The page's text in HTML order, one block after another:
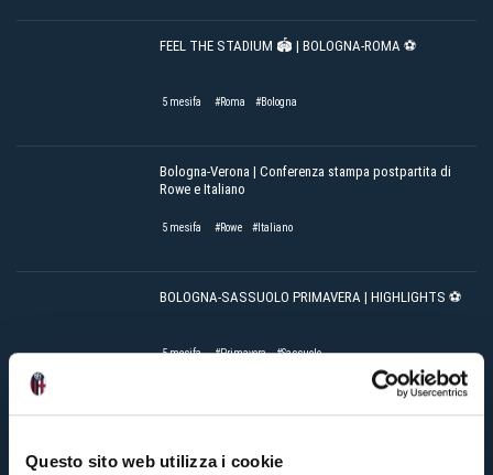
Questo sito web utilizza i cookie
FEEL THE STADIUM 🏟️ | BOLOGNA-ROMA ⚽️
5 mesifa #Roma #Bologna
Bologna-Verona | Conferenza stampa postpartita di
Rowe e Italiano
5 mesifa #Rowe #Italiano
BOLOGNA-SASSUOLO PRIMAVERA | HIGHLIGHTS ⚽️
5 mesifa #Primavera #Sassuolo
FEEL THE STADIUM 🏟️ | BOLOGNA-BRANN ⚽️